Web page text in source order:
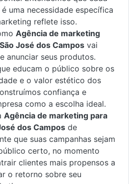
uma necessidade específica
reflete isso.
Agência de marketing
José dos Campos vai
anunciar seus produtos.
educam o público sobre os
e o valor estético dos
confiança e
como a escolha ideal.
Agência de marketing para
dos Campos de
que suas campanhas sejam
certo, no momento
clientes mais propensos a
o retorno sobre seu